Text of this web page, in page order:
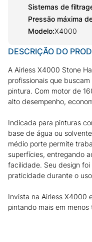
Sistemas de
Pressão máxima
Modelo:X4000
DESCRIÇÃO DO
A Airless X4000 Stone
profissionais que
pintura. Com motor de
alto desempenho,
Indicada para pinturas
base de água ou
médio porte permite
superfícies, entregando
facilidade. Seu design
praticidade durante o
Invista na Airless X4000
pintando mais em